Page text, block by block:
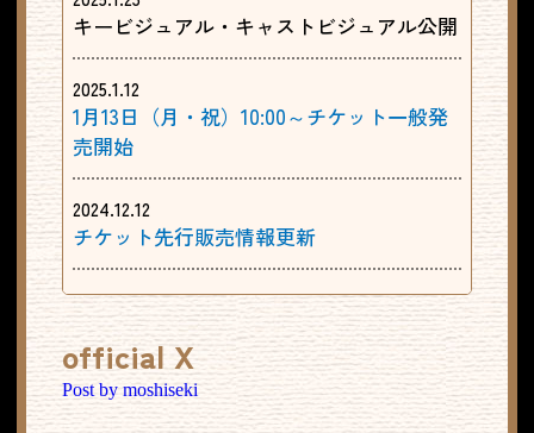
キービジュアル・キャストビジュアル公開
2025.1.12
1月13日（月・祝）10:00～チケット一般発
売開始
2024.12.12
チケット先行販売情報更新
2024.12.12
全キャスト公開
2024.11.18
公式サイトオープン
official X
Post by moshiseki